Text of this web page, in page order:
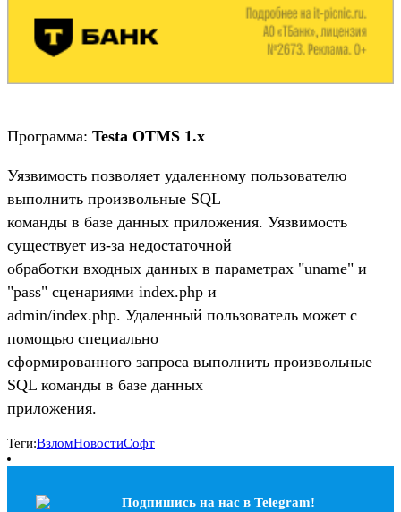
Программа: Testa OTMS 1.x
Уязвимость позволяет удаленному пользователю
выполнить произвольные SQL
команды в базе данных приложения. Уязвимость
существует из-за недостаточной
обработки входных данных в параметрах "uname" и
"pass" сценариями index.php и
admin/index.php. Удаленный пользователь может с
помощью специально
сформированного запроса выполнить произвольные
SQL команды в базе данных
приложения.
Теги:ВзломНовостиСофт
Подпишись на наc в Telegram!